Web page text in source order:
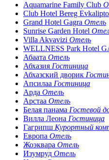
Aquamarine Family Club
Club Hotel Bereg
Grand Hotel Gagra Отель
Sunrise Garden Hotel
Villa Akvavizi Отель
WELLNESS Park Hotel
Абаата Отель
Абхазия Гостиница
Абхазский дворик
Апсилаа Гостиница
Арда Отель
Арстаа Отель
Белая панама Гостевой
Вилла Леона Гостиница
Гагрипш Курортный
Европа Отель
Жоэквара Отель
Изумруд Отель